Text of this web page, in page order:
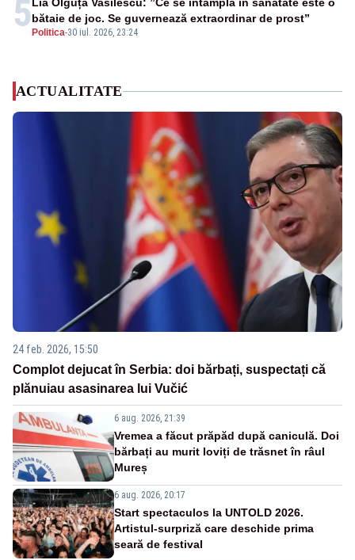
5 Politica-30 iul. 2026, 23:24
bătaie de joc. Se guvernează extraordinar de prost”
ACTUALITATE
24 feb. 2026, 15:50
Complot dejucat în Serbia: doi bărbați, suspectați că
plănuiau asasinarea lui Vučić
6 aug. 2026, 21:39
Vremea a făcut prăpăd după caniculă. Doi
bărbați au murit loviți de trăsnet în râul
Mureș
6 aug. 2026, 20:17
Start spectaculos la UNTOLD 2026.
Artistul-surpriză care deschide prima
seară de festival